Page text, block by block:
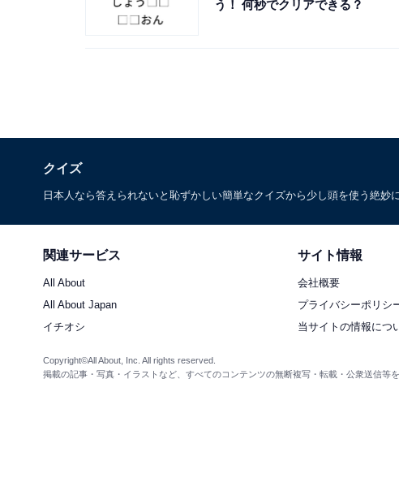
う！ 何秒でクリアできる？
クイズ
日本人なら答えられないと恥ずかしい簡単なクイズから少し頭を使う絶
関連サービス
All About
All About Japan
イチオシ
サイト情報
会社概要
プライバシーポリシ
当サイトの情報につ
Copyright©All About, Inc. All rights reserved.
掲載の記事・写真・イラストなど、すべてのコンテンツの無断複写・転載・公衆送信等を